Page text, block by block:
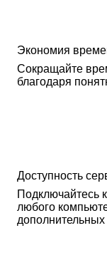
Экономия
Сокращайте
благодаря
Доступность
Подключайтесь
любого